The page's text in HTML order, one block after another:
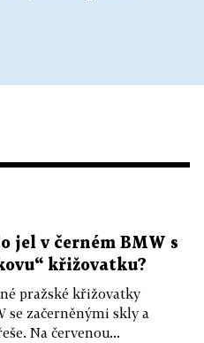
jel v černém BMW s
křižovatku?
pražské křižovatky
začerněnými skly a
Na červenou...